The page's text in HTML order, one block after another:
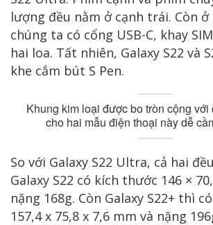
lượng đều nằm ở cạnh trái. Còn
chúng ta có cổng USB-C, khay
hai loa. Tất nhiên, Galaxy S22 và
khe cắm bút S Pen.
Khung kim loại được bo tròn cộng với
cho hai mẫu điện thoại này dễ
So với Galaxy S22 Ultra, cả hai
Galaxy S22 có kích thước 146 ×
nặng 168g. Còn Galaxy S22+ thì
157,4 x 75,8 x 7,6 mm và nặng